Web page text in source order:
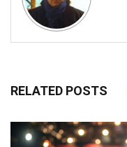
RELATED POSTS